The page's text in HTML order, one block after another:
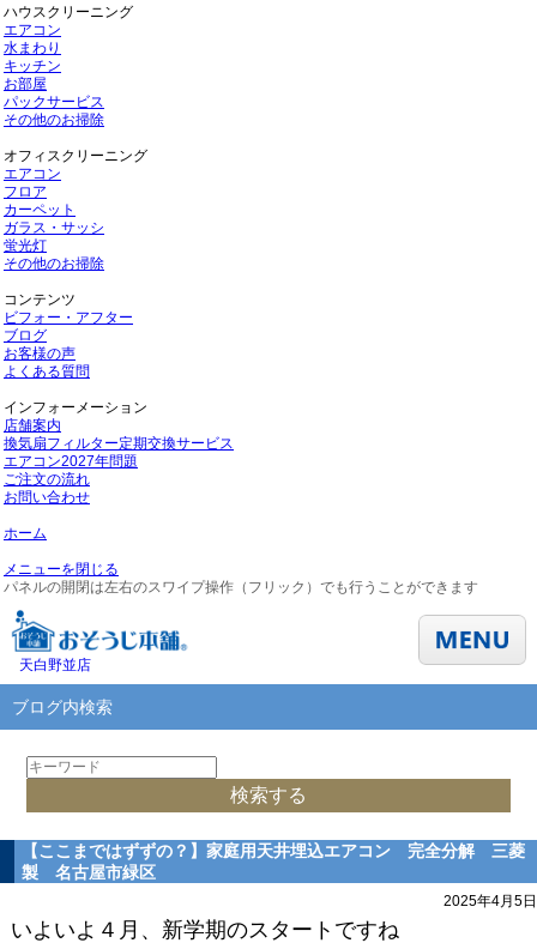
ハウスクリーニング
エアコン
水まわり
キッチン
お部屋
パックサービス
その他のお掃除
オフィスクリーニング
エアコン
フロア
カーペット
ガラス・サッシ
蛍光灯
その他のお掃除
コンテンツ
ビフォー・アフター
ブログ
お客様の声
よくある質問
インフォーメーション
店舗案内
換気扇フィルター定期交換サービス
エアコン2027年問題
ご注文の流れ
お問い合わせ
ホーム
メニューを閉じる
パネルの開閉は左右のスワイプ操作（フリック）でも行うことができます
天白野並店
ブログ内検索
【ここまではずずの？】家庭用天井埋込エアコン 完全分解 三菱
製 名古屋市緑区
2025年4月5日
いよいよ４月、新学期のスタートですね